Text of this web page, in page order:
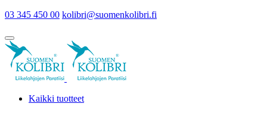
03 345 450 00 kolibri@suomenkolibri.fi
Kaikki tuotteet